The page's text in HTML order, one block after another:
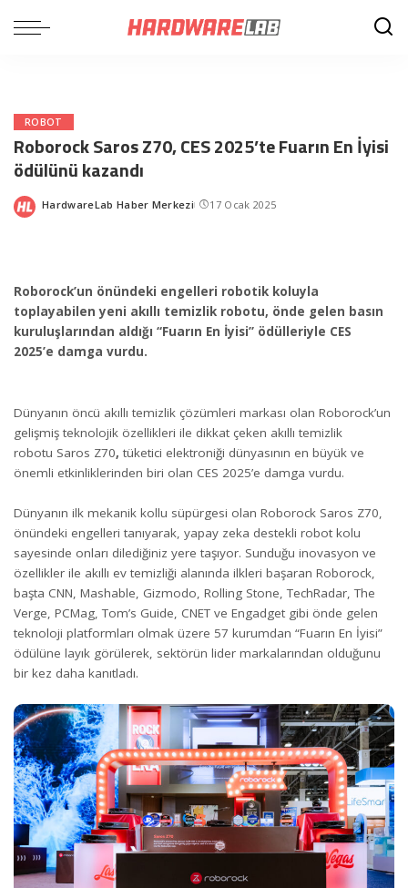
ROBOT
Roborock Saros Z70, CES 2025’te Fuarın En İyisi
ödülünü kazandı
Posted
HardwareLab Haber Merkezi 17 Ocak 2025
Roborock’un önündeki engelleri robotik koluyla
toplayabilen yeni akıllı temizlik robotu, önde gelen basın
kuruluşlarından aldığı “Fuarın En İyisi” ödülleriyle CES
2025’e damga vurdu.
Dünyanın öncü akıllı temizlik çözümleri markası olan Roborock’un
gelişmiş teknolojik özellikleri ile dikkat çeken akıllı temizlik
robotu Saros Z70, tüketici elektroniği dünyasının en büyük ve
önemli etkinliklerinden biri olan CES 2025’e damga vurdu.
Dünyanın ilk mekanik kollu süpürgesi olan Roborock Saros Z70,
önündeki engelleri tanıyarak, yapay zeka destekli robot kolu
sayesinde onları dilediğiniz yere taşıyor. Sunduğu inovasyon ve
özellikler ile akıllı ev temizliği alanında ilkleri başaran Roborock,
başta CNN, Mashable, Gizmodo, Rolling Stone, TechRadar, The
Verge, PCMag, Tom’s Guide, CNET ve Engadget gibi önde gelen
teknoloji platformları olmak üzere 57 kurumdan “Fuarın En İyisi”
ödülüne layık görülerek, sektörün lider markalarından olduğunu
bir kez daha kanıtladı.